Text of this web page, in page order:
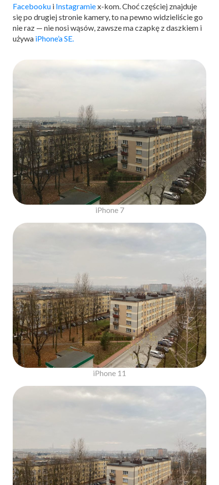
Facebooku i Instagramiex-kom. Choć częściej znajduje
się po drugiej stronie kamery, to na pewno widzieliście go
nie raz — nie nosi wąsów, zawsze ma czapkę z daszkiem i
używa iPhone’a SE.
iPhone 7
iPhone 11